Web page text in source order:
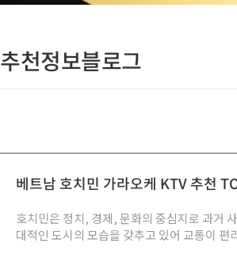
추천정보블로그
베트남 호치민 가라오케 KTV 추천
호치민은 정치, 경제, 문화의 중심지로 과거
대적인 도시의 모습을 갖추고 있어 교통이